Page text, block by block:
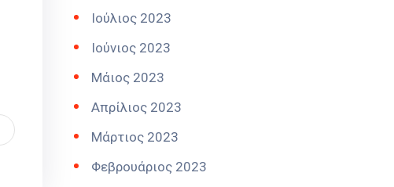
Ιούλιος 2023
Ιούνιος 2023
Μάιος 2023
Απρίλιος 2023
Μάρτιος 2023
Φεβρουάριος 2023